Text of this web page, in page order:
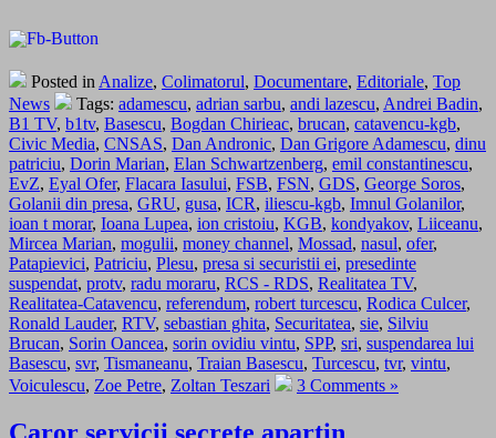
Posted in Analize, Colimatorul, Documentare, Editoriale, Top
News
Tags: adamescu, adrian sarbu, andi lazescu, Andrei Badin,
B1 TV, b1tv, Basescu, Bogdan Chirieac, brucan, catavencu-kgb,
Civic Media, CNSAS, Dan Andronic, Dan Grigore Adamescu, dinu
patriciu, Dorin Marian, Elan Schwartzenberg, emil constantinescu,
EvZ, Eyal Ofer, Flacara Iasului, FSB, FSN, GDS, George Soros,
Golanii din presa, GRU, gusa, ICR, iliescu-kgb, Imnul Golanilor,
ioan t morar, Ioana Lupea, ion cristoiu, KGB, kondyakov, Liiceanu,
Mircea Marian, mogulii, money channel, Mossad, nasul, ofer,
Patapievici, Patriciu, Plesu, presa si securistii ei, presedinte
suspendat, protv, radu moraru, RCS - RDS, Realitatea TV,
Realitatea-Catavencu, referendum, robert turcescu, Rodica Culcer,
Ronald Lauder, RTV, sebastian ghita, Securitatea, sie, Silviu
Brucan, Sorin Oancea, sorin ovidiu vintu, SPP, sri, suspendarea lui
Basescu, svr, Tismaneanu, Traian Basescu, Turcescu, tvr, vintu,
Voiculescu, Zoe Petre, Zoltan Teszari 3 Comments »